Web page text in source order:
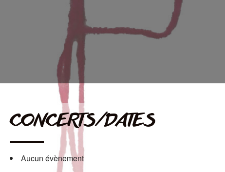
CONCERTS/DATES
Aucun évènement